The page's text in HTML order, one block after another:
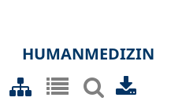
HUMANMEDIZIN